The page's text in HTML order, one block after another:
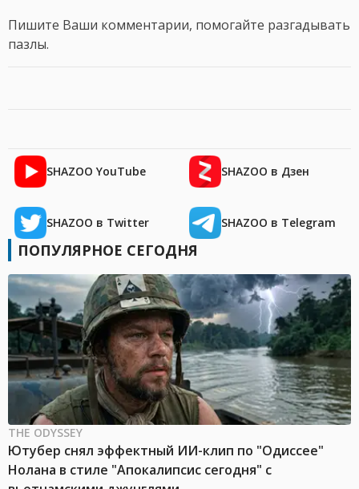
Пишите Ваши комментарии, помогайте разгадывать
пазлы.
SHAZOO YouTube SHAZOO в Дзен
SHAZOO в Twitter SHAZOO в Telegram
ПОПУЛЯРНОЕ СЕГОДНЯ
THE ODYSSEY
Ютубер снял эффектный ИИ-клип по "Одиссее"
Нолана в стиле "Апокалипсис сегодня" с